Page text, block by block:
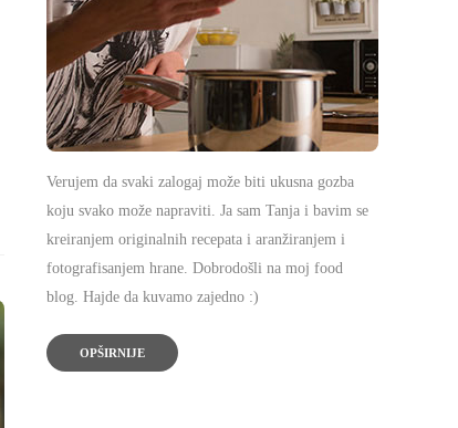
Verujem da svaki zalogaj može biti ukusna gozba
koju svako može napraviti. Ja sam Tanja i bavim se
kreiranjem originalnih recepata i aranžiranjem i
fotografisanjem hrane. Dobrodošli na moj food
blog. Hajde da kuvamo zajedno :)
OPŠIRNIJE